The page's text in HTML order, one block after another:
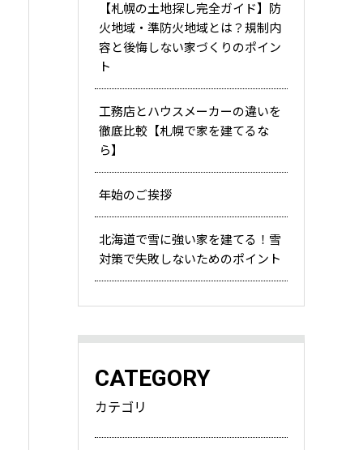
【札幌の土地探し完全ガイド】防
火地域・準防火地域とは？規制内
容と後悔しない家づくりのポイン
ト
工務店とハウスメーカーの違いを
徹底比較【札幌で家を建てるな
ら】
年始のご挨拶
北海道で雪に強い家を建てる！雪
対策で失敗しないためのポイント
CATEGORY
カテゴリ